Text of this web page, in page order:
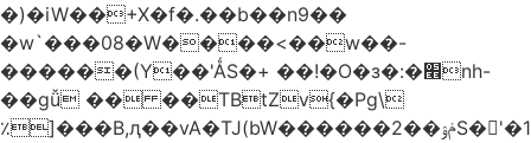
�)�iW��+X�f�.��b��n9��
�w`���08�W����<��w��-
������(Y��'ǺS�+ ��!�O�з�:�׮nh-
��gǚ �� ��TBtZv{�Pg\
٪]���B,ԯ��vA�TJ(bW������ݥۉ��2S�'�1�^c�Rs��l�0���צ�